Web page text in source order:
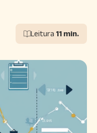
Leitura 11 min.